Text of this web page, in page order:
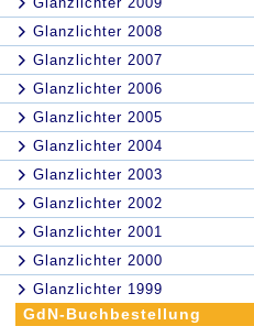
Glanzlichter 2008
Glanzlichter 2007
Glanzlichter 2006
Glanzlichter 2005
Glanzlichter 2004
Glanzlichter 2003
Glanzlichter 2002
Glanzlichter 2001
Glanzlichter 2000
Glanzlichter 1999
GdN-Buchbestellung